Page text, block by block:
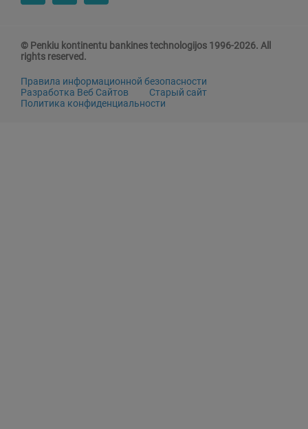
© Penkiu kontinentu bankines technologijos 1996-2026. All
rights reserved.
Правила информационной безопасности
Разработка Веб Сайтов
Старый сайт
Политика конфиденциальности